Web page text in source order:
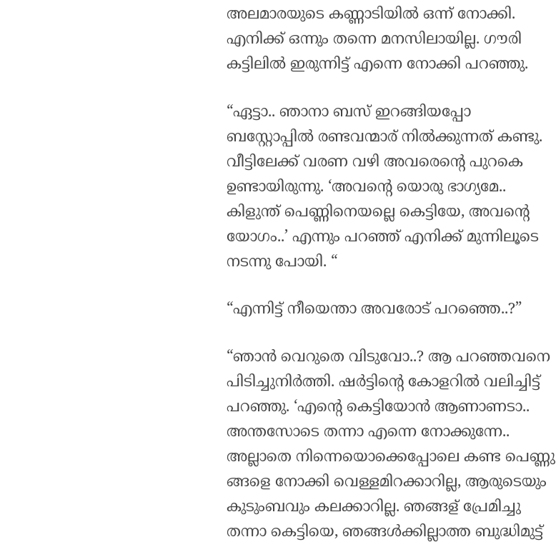
അലമാരയുടെ കണ്ണാടിയിൽ ഒന്ന് നോക്കി.
എനിക്ക് ഒന്നും തന്നെ മനസിലായില്ല. ഗൗരി
കട്ടിലിൽ ഇരുന്നിട്ട് എന്നെ നോക്കി പറഞ്ഞു.
“ഏട്ടാ.. ഞാനാ ബസ് ഇറങ്ങിയപ്പോ
ബസ്റ്റോപ്പിൽ രണ്ടവന്മാര് നിൽക്കുന്നത് കണ്ടു.
വീട്ടിലേക്ക് വരണ വഴി അവരെന്റെ പുറകെ
ഉണ്ടായിരുന്നു. ‘അവന്റെ യൊരു ഭാഗ്യമേ..
കിളുന്ത് പെണ്ണിനെയല്ലെ കെട്ടിയേ, അവന്റെ
യോഗം..’ എന്നും പറഞ്ഞ് എനിക്ക് മുന്നിലൂടെ
നടന്നു പോയി. “
“എന്നിട്ട് നീയെന്താ അവരോട് പറഞ്ഞെ..?”
“ഞാൻ വെറുതെ വിടുവോ..? ആ പറഞ്ഞവനെ
പിടിച്ചുനിർത്തി. ഷർട്ടിന്റെ കോളറിൽ വലിച്ചിട്ട്
പറഞ്ഞു. ‘എന്റെ കെട്ടിയോൻ ആണാണടാ..
അന്തസോടെ തന്നാ എന്നെ നോക്കുന്നേ..
അല്ലാതെ നിന്നെയൊക്കെപ്പോലെ കണ്ട പെണ്ണു
ങ്ങളെ നോക്കി വെള്ളമിറക്കാറില്ല, ആരുടെയും
കുടുംബവും കലക്കാറില്ല. ഞങ്ങള് പ്രേമിച്ചു
തന്നാ കെട്ടിയെ, ഞങ്ങൾക്കില്ലാത്ത ബുദ്ധിമുട്ട്